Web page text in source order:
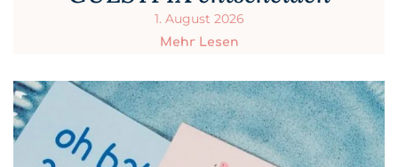
1. August 2026
Mehr Lesen